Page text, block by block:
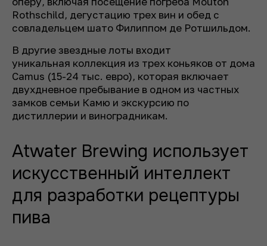
Rothschild, дегустацию трех вин и обед с
совладельцем шато Филиппом де Ротшильдом.
В другие звездные лоты входит
уникальная коллекция из трех коньяков от дома
Camus (15-24 тыс. евро), которая включает
двухдневное пребывание в одном из частных
замков семьи Камю и экскурсию по
дистиллерии и виноградникам.
Atwater Brewing использует
искусственный интеллект
для разработки рецептуры
пива